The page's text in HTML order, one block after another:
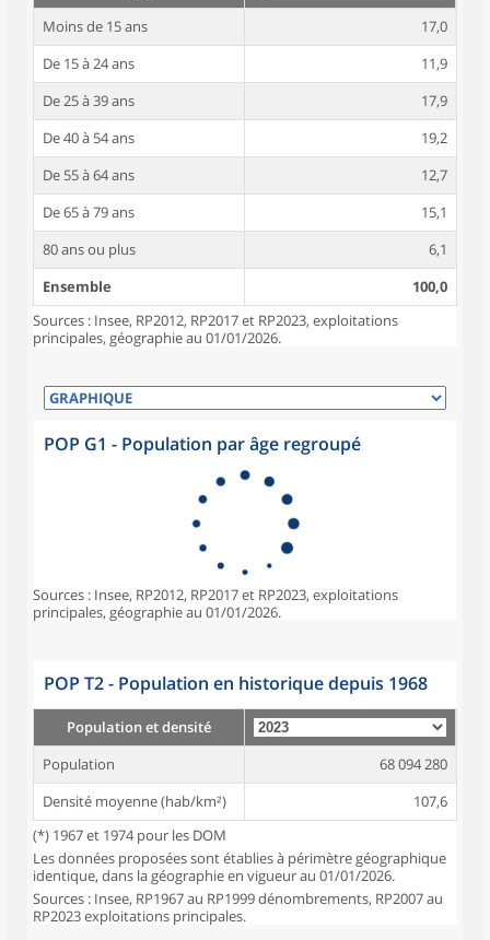
Moins de 15 ans
17,0
De 15 à 24 ans
11,9
De 25 à 39 ans
17,9
De 40 à 54 ans
19,2
De 55 à 64 ans
12,7
De 65 à 79 ans
15,1
80 ans ou plus
6,1
Ensemble
100,0
Sources : Insee, RP2012, RP2017 et RP2023, exploitations
principales, géographie au 01/01/2026.
POP G1 - Population par âge regroupé
Sources : Insee, RP2012, RP2017 et RP2023, exploitations
principales, géographie au 01/01/2026.
POP T2 - Population en historique depuis 1968
Population et densité
Population
68 094 280
Densité moyenne (hab/km²)
107,6
(*) 1967 et 1974 pour les DOM
Les données proposées sont établies à périmètre géographique
identique, dans la géographie en vigueur au 01/01/2026.
Sources : Insee, RP1967 au RP1999 dénombrements, RP2007 au
RP2023 exploitations principales.